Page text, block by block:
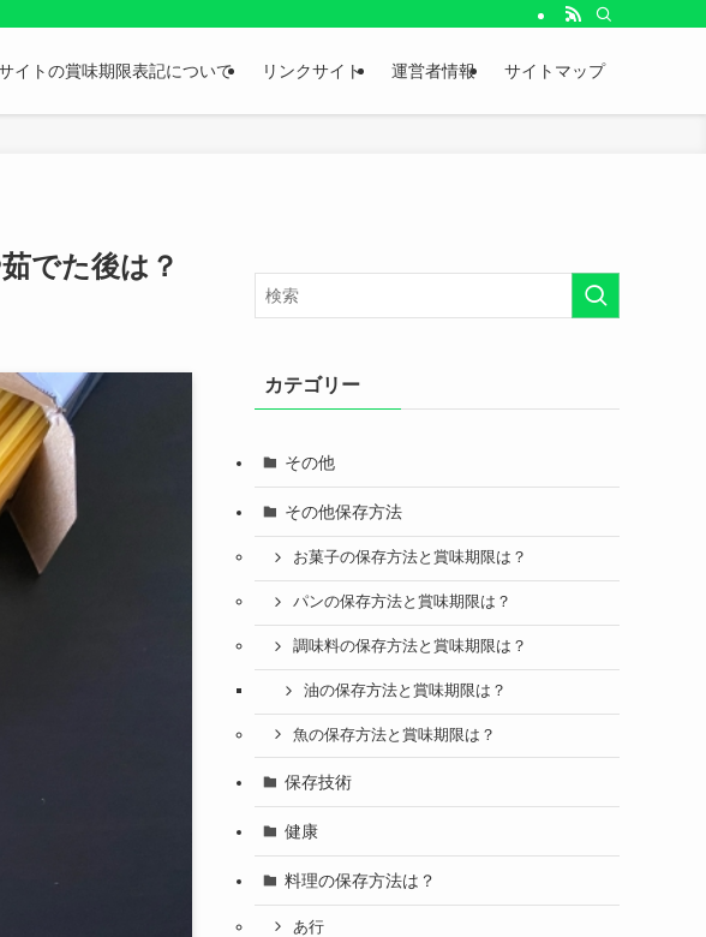
るお役立ちサイトです。
イトの賞味期限表記について リンクサイト 運営者情報 サイトマップ
でた後は？
カテゴリー
その他
その他保存方法
お菓子の保存方法と賞味期限は？
パンの保存方法と賞味期限は？
調味料の保存方法と賞味期限は？
油の保存方法と賞味期限は？
魚の保存方法と賞味期限は？
保存技術
健康
料理の保存方法は？
あ行